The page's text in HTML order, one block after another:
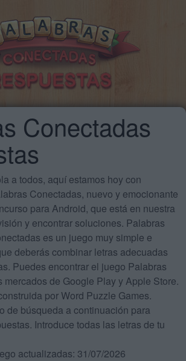
Conectadas
a todos, aquí estamos hoy con
Conectadas, nuevo y emocionante
para Android, que está en nuestra
y encontrar soluciones. Palabras
es un juego muy simple e
deberás combinar letras adecuadas
Puedes encontrar el juego Palabras
mercados de Google Play y Apple Store.
por Word Puzzle Games.
de búsqueda a continuación para
Introduce todas las letras de tu
actualizadas: 31/07/2026